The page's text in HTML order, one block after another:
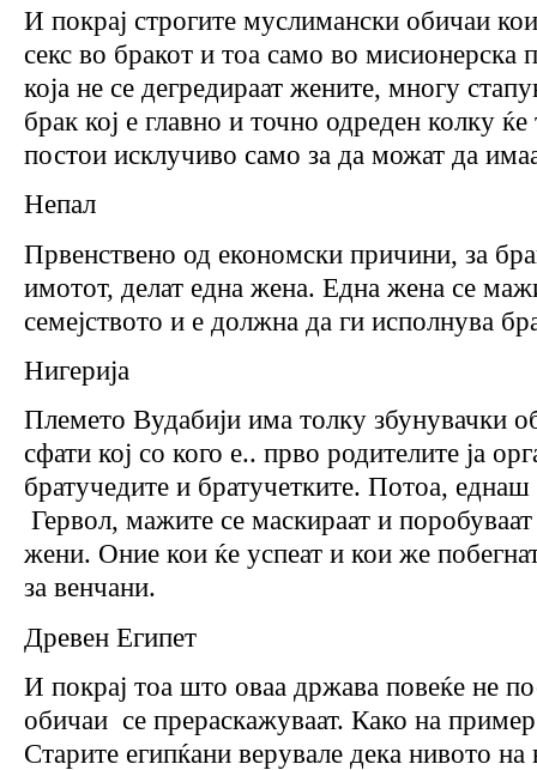
И покрај строгите муслимански обичаи
секс во бракот и тоа само во мисионерска
која не се дегредираат жените, многу
брак кој е главно и точно одреден колку
постои исклучиво само за да можат да
Непал
Првенствено од економски причини, за
имотот, делат една жена. Една жена се
семејството и е должна да ги исполнува
Нигерија
Племето Вудабији има толку збунувачки
сфати кој со кого е.. прво родителите ја
братучедите и братучетките. Потоа,
Гервол, мажите се маскираат и поробуваат
жени. Оние кои ќе успеат и кои же
за венчани.
Древен Египет
И покрај тоа што оваа држава повеќе не
обичаи се прераскажуваат. Како на
Старите египќани верувале дека нивото